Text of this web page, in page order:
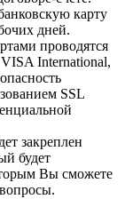
карту
дней.
проводятся
International,
SSL
закреплен
будет
Вы сможете